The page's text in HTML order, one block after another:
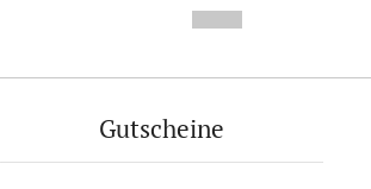
Gutscheine